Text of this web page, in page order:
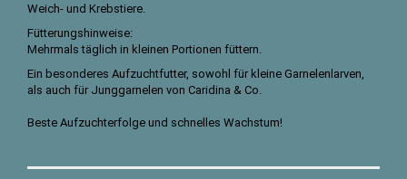
Weich- und Krebstiere.
Fütterungshinweise:
Mehrmals täglich in kleinen Portionen füttern.
Ein besonderes Aufzuchtfutter, sowohl für kleine Garnelenlarven,
als auch für Junggarnelen von Caridina & Co.
Beste Aufzuchterfolge und schnelles Wachstum!